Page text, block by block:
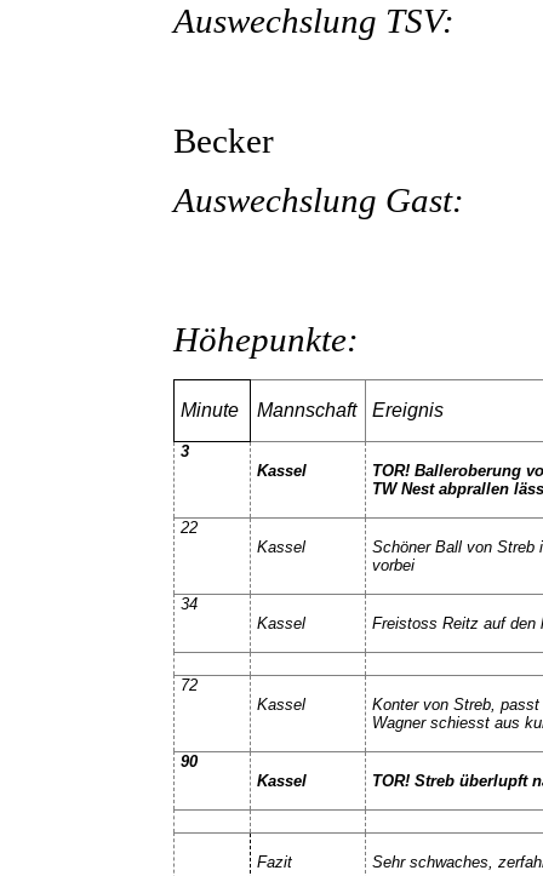
Auswechslung TSV:
Becker
Auswechslung Gast:
Höhepunkte:
Minute Mannschaft Ereignis
3
Kassel
TOR! Balleroberung
TW Nest abprallen
22
Kassel
Schöner Ball von Streb
vorbei
34
Kassel
Freistoss Reitz auf den
72
Kassel
Konter von Streb,
Wagner schiesst aus
90
Kassel
TOR! Streb überlupft
Fazit Sehr schwaches,